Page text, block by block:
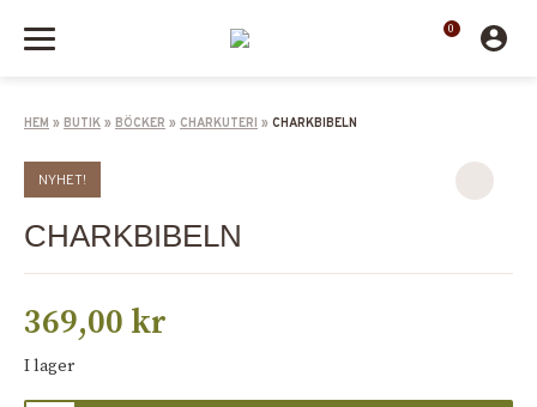
0
HEM » BUTIK » BÖCKER » CHARKUTERI » CHARKBIBELN
NYHET!
CHARKBIBELN
369,00 kr
I lager